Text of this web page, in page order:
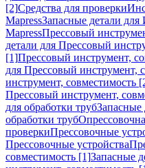
[2]Средства для проверки
MapressЗапасные детали
MapressПрессовый
детали для Прессовый
[1]Прессовый инструмент,
для Прессовый инструмент,
инструмент, совместимость
Прессовый инструмент,
для обработки трубЗапасные
обработки труб
проверкиПрессовочные
Прессовочные устройства
совместимость [1]Запасные